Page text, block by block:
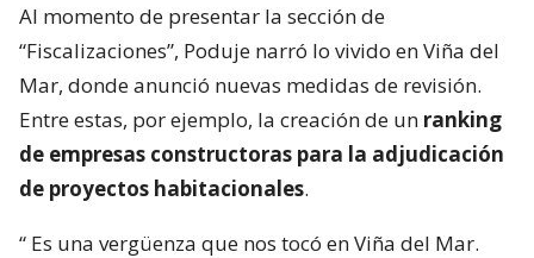
Al momento de presentar la sección de
“Fiscalizaciones”, Poduje narró lo vivido en Viña del
Mar, donde anunció nuevas medidas de revisión.
Entre estas, por ejemplo, la creación de un ranking
de empresas constructoras para la adjudicación
de proyectos habitacionales.
“ Es una vergüenza que nos tocó en Viña del Mar.